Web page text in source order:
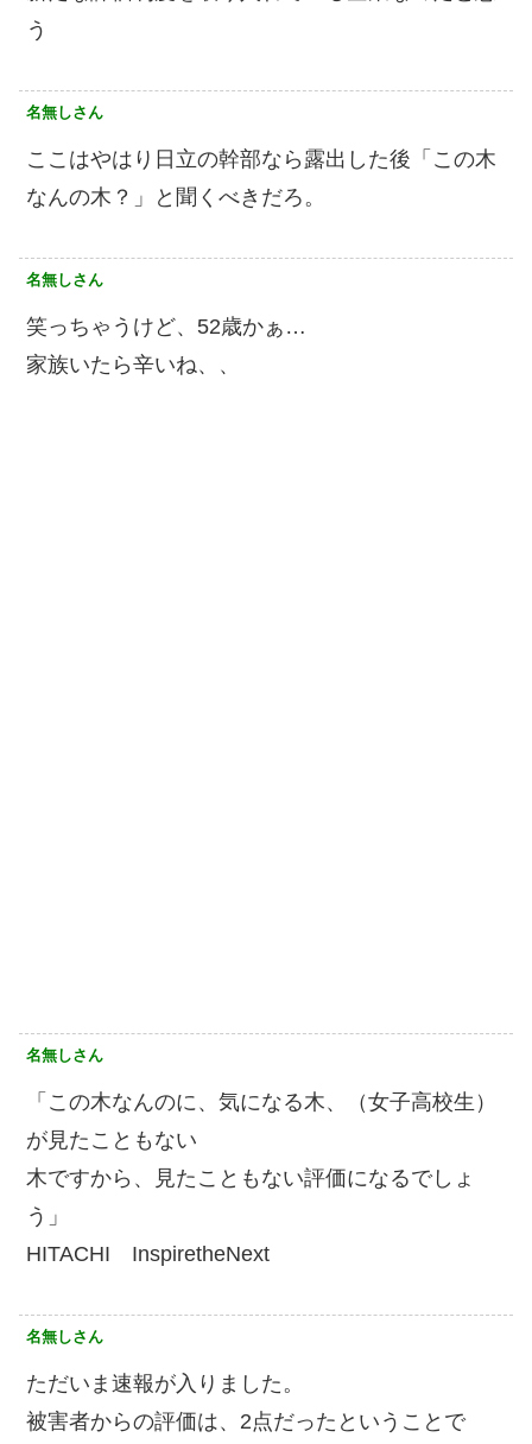
う
名無しさん
ここはやはり日立の幹部なら露出した後「この木
なんの木？」と聞くべきだろ。
名無しさん
笑っちゃうけど、52歳かぁ…
家族いたら辛いね、、
名無しさん
「この木なんのに、気になる木、（女子高校生）
が見たこともない
木ですから、見たこともない評価になるでしょ
う」
HITACHI InspiretheNext
名無しさん
ただいま速報が入りました。
被害者からの評価は、2点だったということで